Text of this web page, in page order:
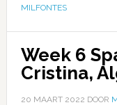
MILFONTES
Week 6
Cristina,
20 MAART 2022 DOOR